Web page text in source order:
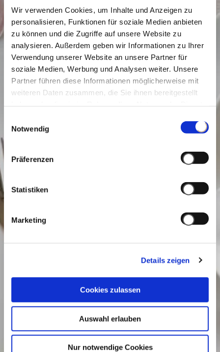
Wir verwenden Cookies, um Inhalte und Anzeigen zu
personalisieren, Funktionen für soziale Medien anbieten
zu können und die Zugriffe auf unsere Website zu
analysieren. Außerdem geben wir Informationen zu Ihrer
Verwendung unserer Website an unsere Partner für
soziale Medien, Werbung und Analysen weiter. Unsere
Partner führen diese Informationen möglicherweise mit
weiteren Daten zusammen, die Sie ihnen bereitgestellt
Notwendig
Präferenzen
Statistiken
Marketing
Details zeigen
Cookies zulassen
Auswahl erlauben
Nur notwendige Cookies